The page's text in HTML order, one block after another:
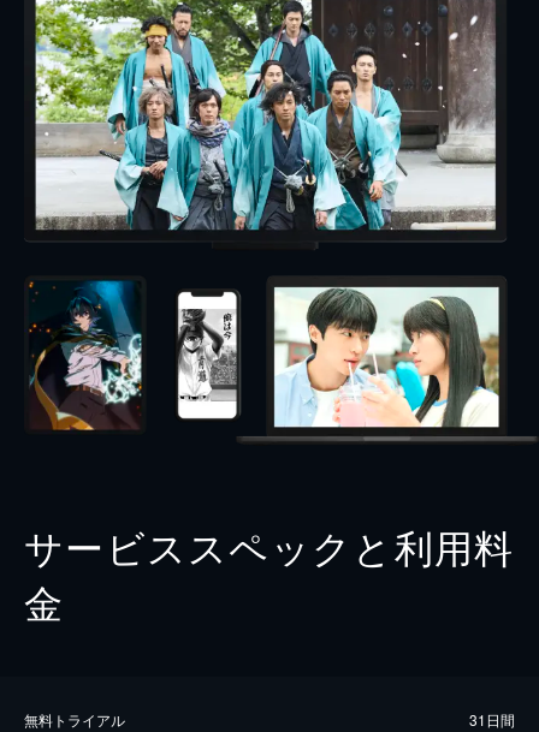
サービススペックと利用料
金
無料トライアル 31日間